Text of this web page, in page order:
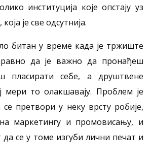
институција које опстају уз
је све одсутнија.
битан у време када је тржиште
да је важно да пронађеш
пласирати себе, а друштвене
мери то олакшавају. Проблем је
претвори у неку врсту робије,
маркетингу и промовисању, и
да се у томе изгуби лични печат и